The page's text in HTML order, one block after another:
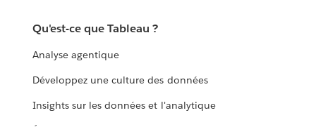
Qu'est-ce que Tableau ?
Analyse agentique
Développez une culture des données
Insights sur les données et l'analytique